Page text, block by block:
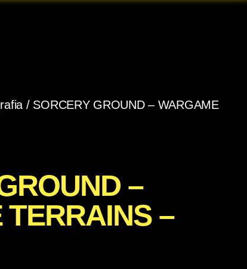
/ SORCERY GROUND – WARGAME
–
–